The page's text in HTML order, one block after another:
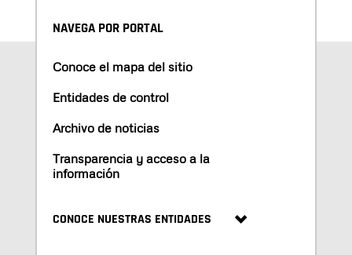
NAVEGA POR PORTAL
Conoce el mapa del sitio
Entidades de control
Archivo de noticias
Transparencia y acceso a la
información
CONOCE NUESTRAS ENTIDADES